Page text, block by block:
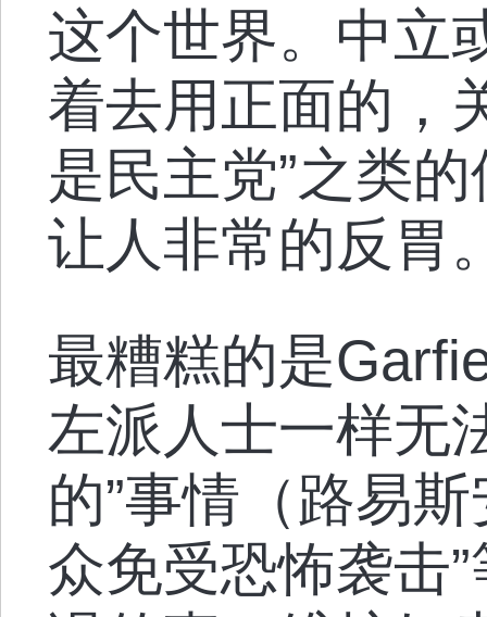
这个世界。中立
着去用正面的，
是民主党”之类
让人非常的反胃
最糟糕的是
左派人士一样无
的”事情（路易
众免受恐怖袭击